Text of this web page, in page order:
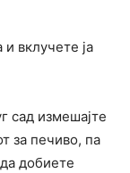
вклучете ја
сад измешајте
за печиво, па
добиете